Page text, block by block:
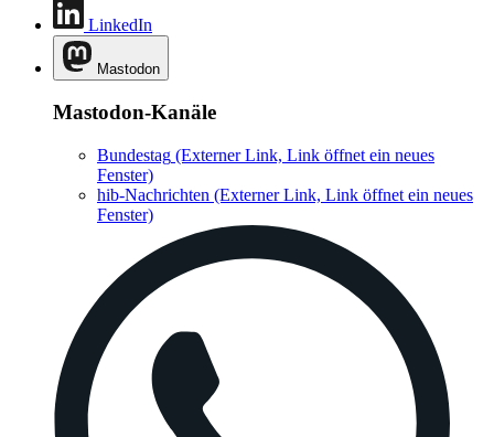
LinkedIn
Mastodon
Mastodon-Kanäle
Bundestag (Externer Link, Link öffnet ein neues
Fenster)
hib-Nachrichten (Externer Link, Link öffnet ein neues
Fenster)